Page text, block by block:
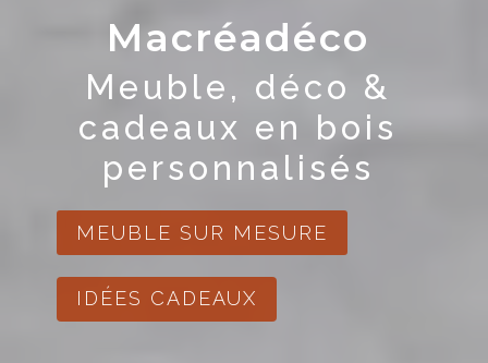
Macréadéco
Meuble, déco &
cadeaux en bois
personnalisés
MEUBLE SUR MESURE
IDÉES CADEAUX